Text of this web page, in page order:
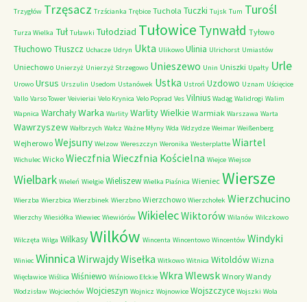
Trzygłów Trzęsacz Trzścianka Trębice Tuchola Tuczki Tujsk Tum Turośl
Turza Wielka Tuł Tuławki Tułodziad Tułowice Tynwałd Tyłowo
Tłuchowo Tłuszcz Uchacze Udryn Ukta Ulikowo Ulinia Ulrichorst Umiastów
Uniechowo Unierzyż Unierzyż Strzegowo Unieszewo Unin Uniszki Upałty Urle
Urowo Ursus Urszulin Usedom Ustanówek Ustka Ustroń Uzdowo Uznam Uścięcice
Vallo Varso Tower Veivieriai Velo Krynica Velo Poprad Ves Vilnius Wadąg Walidrogi Walim
Wapnica WarchałyWarka Warlity Warlity Wielkie Warmiak Warszawa Warta
Wawrzyszew Wałbrzych Wałcz Ważne Młyny Wda Wdzydze Weimar Weißenberg
Wejherowo Wejsuny Welzow Wereszczyn Weronika Westerplatte Wiartel
Wichulec Wicko Wieczfnia Wieczfnia Kościelna Wiejce Wiejsce
Wielbark Wieleń Wielgie Wieliszew Wielka Piaśnica Wieniec Wiersze
Wierzba Wierzbica Wierzbinek Wierzbno Wierzchowo Wierzchołek Wierzchucino
Wierzchy Wiesiółka Wiewiec Wiewiórów WikielecWiktorów Wilanów Wilczkowo
Wilczęta Wilga WilkasyWilków Wincenta Wincentowo Wincentów Windyki
Winiec Winnica WirwajdyWisełka Witkowo Witnica Witoldów Wizna
Więcławice Wiślica Wiśniewo Wiśniowo Ełckie Wkra Wlewsk Wnory Wandy
Wodzisław Wojciechów Wojcieszyn Wojnicz Wojnowice Wojszczyce Wojszki Wola